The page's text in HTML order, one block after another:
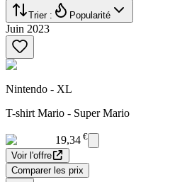
Trier : Popularité
Juin 2023
Nintendo - XL
T-shirt Mario - Super Mario
19,34 €
Voir l'offre
Comparer les prix